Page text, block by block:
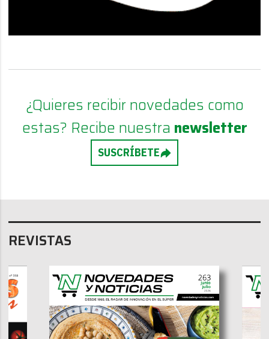
¿Quieres recibir novedades como
estas? Recibe nuestra newsletter
SUSCRÍBETE
REVISTAS